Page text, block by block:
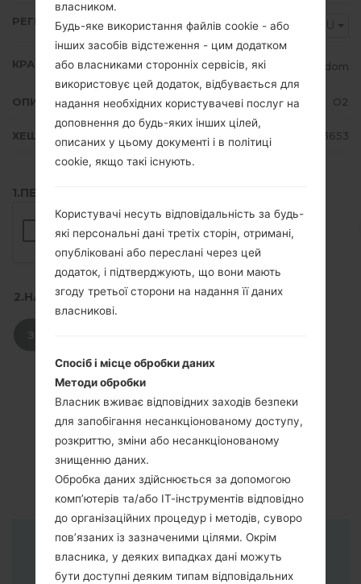
РЕГІОН O2U
КРАЇНА United Kingdom
ОПИС O2
ХЕШ e109ae78c30ed629cecbe236a9a3653
1.ПЕРЕВІРТИ НАЯВНІСТЬ RECAPTCHA
2.НАТИСНІТЬ, ЩОБ ЗАВАНТАЖИТИ
Інструкції
власником.
Будь-яке використання файлів cookie - або
інших засобів відстеження - цим додатком
або власниками сторонніх сервісів, які
використовує цей додаток, відбувається для
надання необхідних користувачеві послуг на
доповнення до будь-яких інших цілей,
описаних у цьому документі і в політиці
cookie, якщо такі існують.
Користувачі несуть відповідальність за будь-
які персональні дані третіх сторін, отримані,
опубліковані або переслані через цей
додаток, і підтверджують, що вони мають
згоду третьої сторони на надання її даних
власникові.
Спосіб і місце обробки даних
Методи обробки
Власник вживає відповідних заходів безпеки
для запобігання несанкціонованому доступу,
розкриттю, зміни або несанкціонованому
знищенню даних.
Обробка даних здійснюється за допомогою
комп’ютерів та/або ІТ-інструментів відповідно
до організаційних процедур і методів, суворо
пов’язаних із зазначеними цілями. Окрім
власника, у деяких випадках дані можуть
бути доступні деяким типам відповідальних